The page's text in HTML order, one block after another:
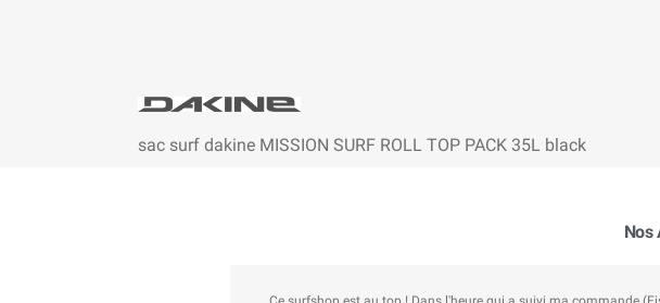
sac surf dakine MISSION SURF ROLL TOP PACK 35L black
Nos